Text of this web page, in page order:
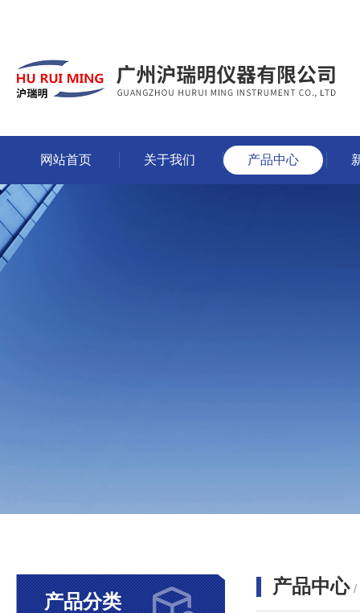
网站首页 关于我们 产品中心
产品分类
产品中心 /